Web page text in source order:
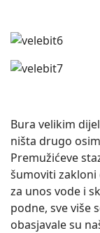
Bura velikim
ništa drugo
Premužićeve
šumoviti
za unos vode i
podne, sve više
obasjavale su